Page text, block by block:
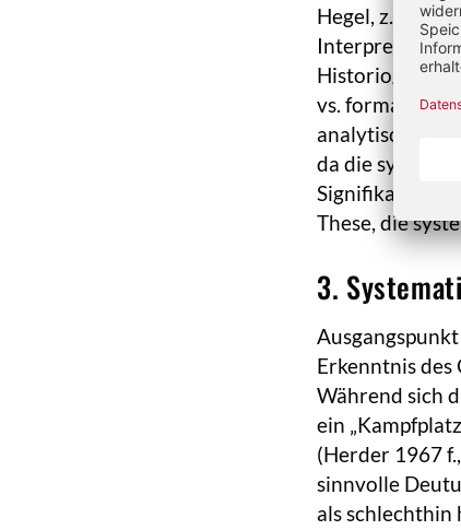
Hegel, z. T.
Interpretation
vs. formaler“
analytischer“
da die
Signifikant für
These, die
3.
Erkenntnis des
Während sich
ein
(Herder 1967
sinnvolle
als